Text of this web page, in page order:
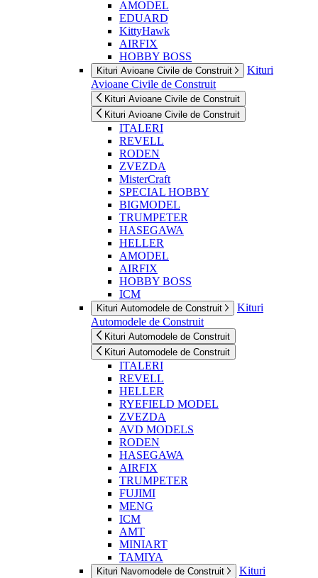
AMODEL
EDUARD
KittyHawk
AIRFIX
HOBBY BOSS
Kituri Avioane Civile de Construit
Kituri
Avioane Civile de Construit
Kituri Avioane Civile de Construit
Kituri Avioane Civile de Construit
ITALERI
REVELL
RODEN
ZVEZDA
MisterCraft
SPECIAL HOBBY
BIGMODEL
TRUMPETER
HASEGAWA
HELLER
AMODEL
AIRFIX
HOBBY BOSS
ICM
Kituri Automodele de Construit
Kituri
Automodele de Construit
Kituri Automodele de Construit
Kituri Automodele de Construit
ITALERI
REVELL
HELLER
RYEFIELD MODEL
ZVEZDA
AVD MODELS
RODEN
HASEGAWA
AIRFIX
TRUMPETER
FUJIMI
MENG
ICM
AMT
MINIART
TAMIYA
Kituri Navomodele de Construit
Kituri